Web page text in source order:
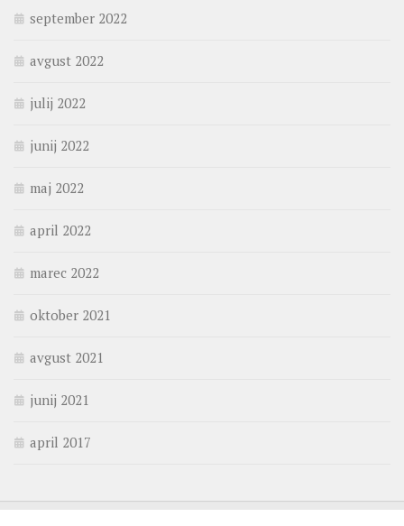
september 2022
avgust 2022
julij 2022
junij 2022
maj 2022
april 2022
marec 2022
oktober 2021
avgust 2021
junij 2021
april 2017